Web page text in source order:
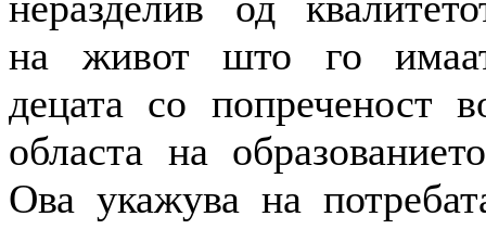
на живот што го
децата со попреченост
областа на
Ова укажува на